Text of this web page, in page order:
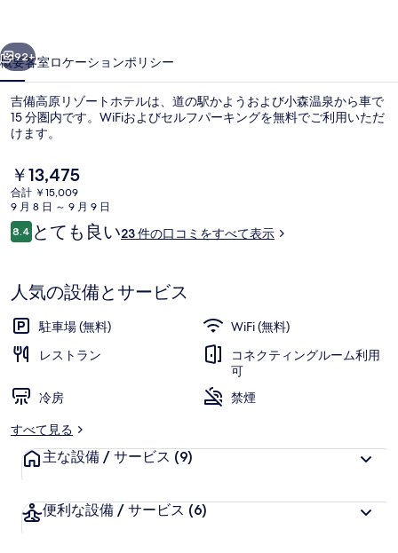
ト
ホ
テ
ル
の
写
真
ャ
リ
ー
次へ
92+
概要客室ロケーションポリシー
吉備高原リゾートホテルは、道の駅かようおよび小森温泉から車で
15 分圏内です。WiFiおよびセルフパーキングを無料でご利用いただ
けます。
現
在
の
料
金
で
す
￥13,475
合計 ￥15,009
9 月 8 日 ～ 9 月 9 日
口
コ
8.410段階中8.4
とても良い23 件の口コミをすべて表示
人気の設備とサービス
駐車場 (無料)
WiFi (無料)
レストラン
コネクティングルーム利用
可
冷房
禁煙
すべて見る
主な設備 / サービス (9)
便利な設備 / サービス (6)